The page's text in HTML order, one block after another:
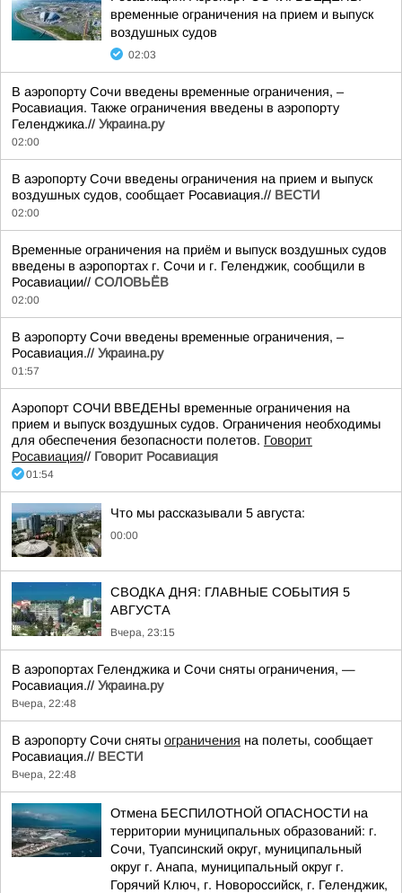
временные ограничения на прием и выпуск
воздушных судов
02:03
В аэропорту Сочи введены временные ограничения, –
Росавиация. Также ограничения введены в аэропорту
Геленджика.// Украина.ру
02:00
В аэропорту Сочи введены ограничения на прием и выпуск
воздушных судов, сообщает Росавиация.// ВЕСТИ
02:00
Временные ограничения на приём и выпуск воздушных судов
введены в аэропортах г. Сочи и г. Геленджик, сообщили в
Росавиации// СОЛОВЬЁВ
02:00
В аэропорту Сочи введены временные ограничения, –
Росавиация.// Украина.ру
01:57
Аэропорт СОЧИ ВВЕДЕНЫ временные ограничения на
прием и выпуск воздушных судов. Ограничения необходимы
для обеспечения безопасности полетов. Говорит
Росавиация// Говорит Росавиация
01:54
Что мы рассказывали 5 августа:
00:00
СВОДКА ДНЯ: ГЛАВНЫЕ СОБЫТИЯ 5
АВГУСТА
Вчера, 23:15
В аэропортах Геленджика и Сочи сняты ограничения, —
Росавиация.// Украина.ру
Вчера, 22:48
В аэропорту Сочи сняты ограничения на полеты, сообщает
Росавиация.// ВЕСТИ
Вчера, 22:48
Отмена БЕСПИЛОТНОЙ ОПАСНОСТИ на
территории муниципальных образований: г.
Сочи, Туапсинский округ, муниципальный
округ г. Анапа, муниципальный округ г.
Горячий Ключ, г. Новороссийск, г. Геленджик,